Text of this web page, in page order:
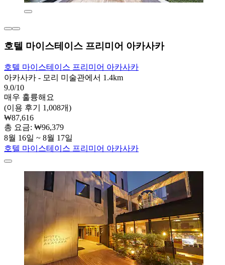
호텔 마이스테이스 프리미어 아카사카
호텔 마이스테이스 프리미어 아카사카
아카사카 - 모리 미술관에서 1.4km
9.0/10
매우 훌륭해요
(이용 후기 1,008개)
₩87,616
총 요금: ₩96,379
8월 16일 ~ 8월 17일
호텔 마이스테이스 프리미어 아카사카